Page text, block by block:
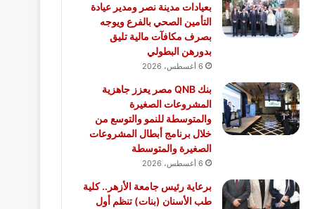
بعيادات مدينة نصر ومدير عيادة
التأمين الصحي بالفرع ويوجه
بصرف مكافآت مالية تليق
بدورهن البطولي
6 أغسطس، 2026
بنك QNB مصر يعزز جاهزية
المشروعات الصغيرة
والمتوسطة للنمو والتوسع من
خلال برنامج أبطال المشروعات
الصغيرة والمتوسطة
6 أغسطس، 2026
برعاية رئيس جامعة الأزهر.. كلية
طب الأسنان (بنات) تنظم أول